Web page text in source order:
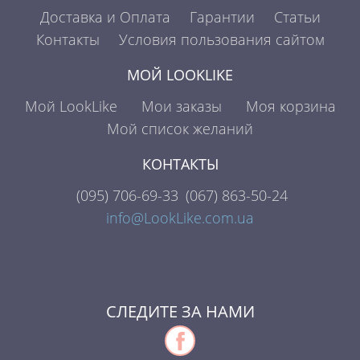
Доставка и Оплата
Гарантии
Статьи
Контакты
Условия пользования сайтом
МОЙ LOOKLIKE
Мой LookLike
Мои заказы
Моя корзина
Мой список желаний
КОНТАКТЫ
(095) 706-69-33 (067) 863-50-24
info@LookLike.com.ua
СЛЕДИТЕ ЗА НАМИ